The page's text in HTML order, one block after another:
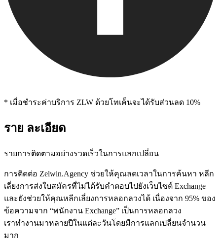
* เมื่อชําระค่าบริการ ZLW ด้วยโทเค็นจะได้รับส่วนลด 10%
ราย ละเอียด
รายการติดตามอย่างรวดเร็วในการแลกเปลี่ยน
การติดต่อ Zelwin.Agency ช่วยให้คุณลดเวลาในการค้นหา หลีก
เลี่ยงการส่งใบสมัครที่ไม่ได้รับคำตอบไปยังเว็บไซต์ Exchange
และยังช่วยให้คุณหลีกเลี่ยงการหลอกลวงได้ เนื่องจาก 95% ของ
ข้อความจาก “พนักงาน Exchange” เป็นการหลอกลวง
เราทำงานมาหลายปีในแต่ละวันโดยมีการแลกเปลี่ยนจำนวน
มาก